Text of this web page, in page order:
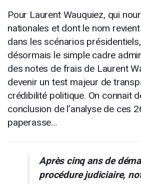
Pour Laurent Wauquiez, qui
nationales et dont le nom
dans les scénarios
désormais le simple cadre
des notes de frais de Laurent
devenir un test majeur de
crédibilité politique. On connait
conclusion de l’analyse de ces
paperasse…
Après cinq ans de
procédure judiciaire,